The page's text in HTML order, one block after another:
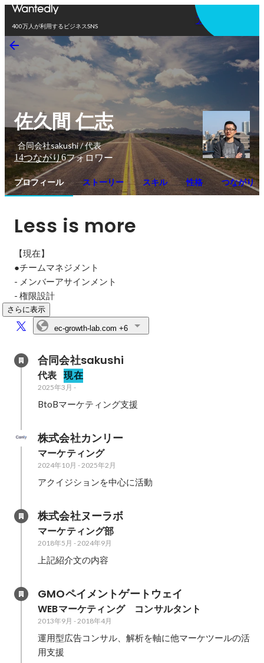
400万人が利用するビジネスSNS
アプリを使う
佐久間 仁志
合同会社sakushi / 代表
14つながり6フォロワー
プロフィール ストーリー スキル 性格 つながり
Less is more
【現在】
●チームマネジメント
- メンバーアサインメント
- 権限設計
さらに表示
ec-growth-lab.com +6
合同会社sakushi
代表 現在
2025年3月 -
BtoBマーケティング支援
株式会社カンリー
マーケティング
2024年10月 -2025年2月
アクイジションを中心に活動
株式会社ヌーラボ
マーケティング部
2018年5月 -2024年9月
上記紹介文の内容
GMOペイメントゲートウェイ
WEBマーケティング　コンサルタント
2013年9月 -2018年4月
運用型広告コンサル、解析を軸に他マーケツールの活
用支援